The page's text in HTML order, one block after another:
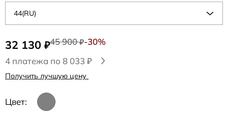
32 130 ₽45 900₽-30%
4 платежа по 8 033 ₽
Получить лучшую цену
Цвет:
44(RU)